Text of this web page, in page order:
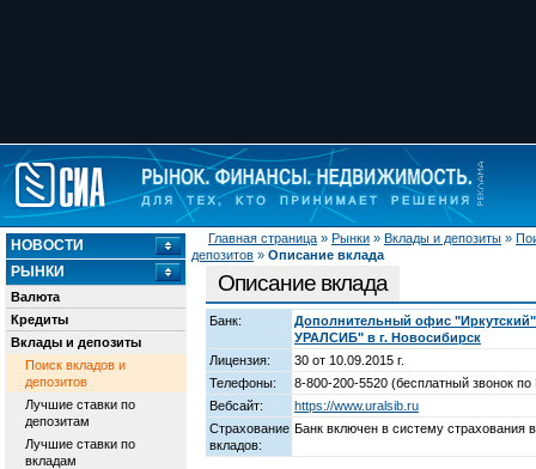
Главная страница » Рынки » Вклады и депозиты »
депозитов » Описание вклада
НОВОСТИ
РЫНКИ
Валюта
Кредиты
Вклады и депозиты
Поиск вкладов и
депозитов
Лучшие ставки по
депозитам
Лучшие ставки по
вкладам
Описание вклада
Банк:
Дополнительный офис
УРАЛСИБ" в г. Новосибирск
Лицензия:
30 от 10.09.2015 г.
Телефоны:
8-800-200-5520 (бесплатный звонок
Вебсайт:
https://www.uralsib.ru
Страхование
вкладов:
Банк включен в систему страхования